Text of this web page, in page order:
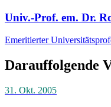
Univ.-Prof. em. Dr.
Emeritierter
Darauffolgende
31. Okt. 2005